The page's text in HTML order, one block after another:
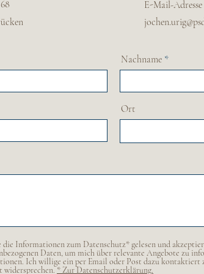
E-Mail-Adresse
Nachname
Ort
die Informationen zum Datenschutz* gelesen und
Daten, um mich über relevante Angebote zu
Ich willige ein per Email oder Post dazu kontaktiert
widersprechen. * Zur Datenschutzerklärung.